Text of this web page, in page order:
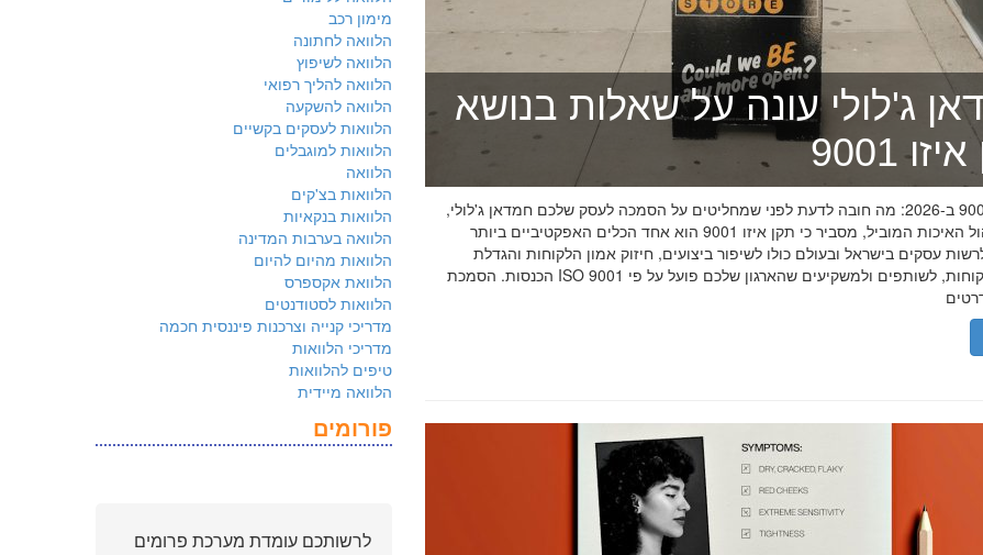
ג'לולי עונה על שאלות בנושא
9001
תקן איזו 9001 ב-2026: מה חובה לדעת לפני שמחליטים על הסמכה לעסק שלכם חמדאן ג'לולי,
מומחה ניהול האיכות המוביל, מסביר כי תקן איזו 9001 הוא אחד הכלים האפקטיביים ביותר
עסקים בישראל ובעולם כולו לשיפור ביצועים, חיזוק אמון הלקוחות והגדלת
הכנסות. הסמכת ISO 9001 מוכיחה ללקוחות, לשותפים ולמשקיעים שהארגון שלכם פועל על פי
מימון רכב
הלוואה לחתונה
הלוואה לשיפוץ
הלוואה להליך רפואי
הלוואה להשקעה
הלוואות לעסקים בקשיים
הלוואות למוגבלים
הלוואה
הלוואות בצ'קים
הלוואות בנקאיות
הלוואה בערבות המדינה
הלוואות מהיום להיום
הלוואת אקספרס
הלוואות לסטודנטים
מדריכי קנייה וצרכנות פיננסית חכמה
מדריכי הלוואות
טיפים להלוואות
הלוואה מיידית
פורומים
לרשותכם עומדת מערכת פרומים